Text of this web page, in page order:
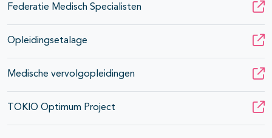
Federatie Medisch Specialisten
Opleidingsetalage
Medische vervolgopleidingen
TOKIO Optimum Project